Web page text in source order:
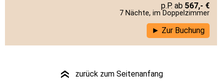
567,- €
7 Nächte, im Doppelzimmer
Zur Buchung
» zurück zum Seitenanfang